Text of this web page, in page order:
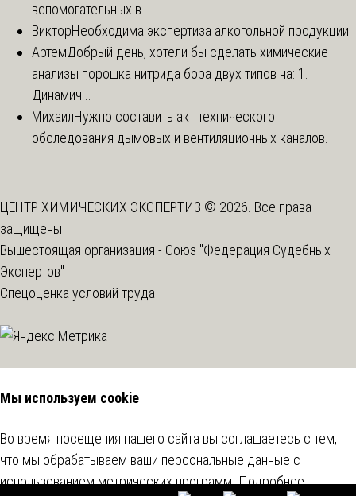
вспомогательных в...
ВикторНеобходима экспертиза алкогольной продукции
АртемДобрый день, хотели бы сделать химические
анализы порошка нитрида бора двух типов на: 1.
Динамич...
МихаилНужно составить акт технического
обследования дымовых и вентиляционных каналов.
ЦЕНТР ХИМИЧЕСКИХ ЭКСПЕРТИЗ © 2026. Все права
защищены
Вышестоящая организация - Союз "Федерация Судебных
Экспертов"
Спецоценка условий труда
Мы используем cookie
Во время посещения нашего сайта вы соглашаетесь с тем,
что мы обрабатываем ваши персональные данные с
использованием метрических программ.Подробнее